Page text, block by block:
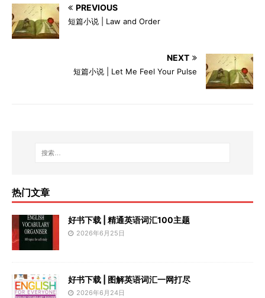
PREVIOUS
短篇小说 | Law and Order
NEXT
短篇小说 | Let Me Feel Your Pulse
热门文章
好书下载 | 精通英语词汇100主题
2026年6月25日
好书下载 | 图解英语词汇一网打尽
2026年6月24日